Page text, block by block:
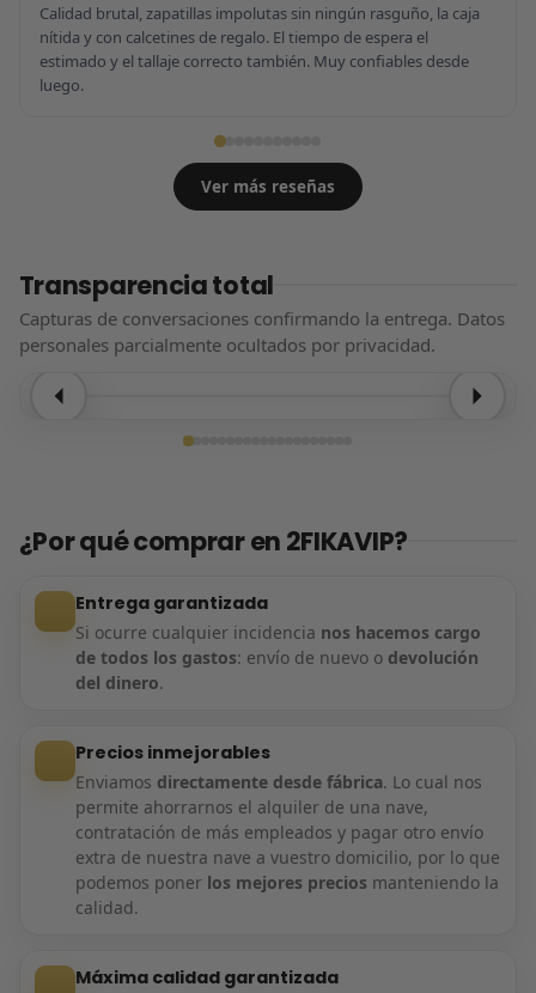
Calidad brutal, zapatillas impolutas sin ningún rasguño, la caja
nítida y con calcetines de regalo. El tiempo de espera el
estimado y el tallaje correcto también. Muy confiables desde
luego.
Ver más reseñas
Transparencia total
Capturas de conversaciones confirmando la entrega. Datos
personales parcialmente ocultados por privacidad.
¿Por qué comprar en 2FIKAVIP?
Entrega garantizada
Si ocurre cualquier incidencia nos hacemos cargo
de todos los gastos: envío de nuevo o devolución
del dinero.
Precios inmejorables
Enviamos directamente desde fábrica. Lo cual nos
permite ahorrarnos el alquiler de una nave,
contratación de más empleados y pagar otro envío
extra de nuestra nave a vuestro domicilio, por lo que
podemos poner los mejores precios manteniendo la
calidad.
Máxima calidad garantizada